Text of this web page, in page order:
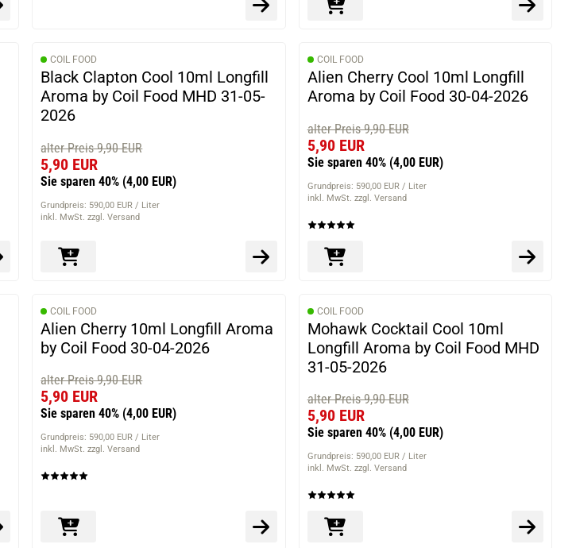
COIL FOOD
Black Clapton Cool 10ml Longfill
Aroma by Coil Food MHD 31-05-
2026
alter Preis 9,90 EUR
5,90 EUR
Sie sparen 40% (4,00 EUR)
Grundpreis: 590,00 EUR / Liter
inkl. MwSt. zzgl. Versand
COIL FOOD
Alien Cherry Cool 10ml Longfill
Aroma by Coil Food 30-04-2026
alter Preis 9,90 EUR
5,90 EUR
Sie sparen 40% (4,00 EUR)
Grundpreis: 590,00 EUR / Liter
inkl. MwSt. zzgl. Versand
COIL FOOD
Alien Cherry 10ml Longfill Aroma
by Coil Food 30-04-2026
alter Preis 9,90 EUR
5,90 EUR
Sie sparen 40% (4,00 EUR)
Grundpreis: 590,00 EUR / Liter
inkl. MwSt. zzgl. Versand
COIL FOOD
Mohawk Cocktail Cool 10ml
Longfill Aroma by Coil Food MHD
31-05-2026
alter Preis 9,90 EUR
5,90 EUR
Sie sparen 40% (4,00 EUR)
Grundpreis: 590,00 EUR / Liter
inkl. MwSt. zzgl. Versand